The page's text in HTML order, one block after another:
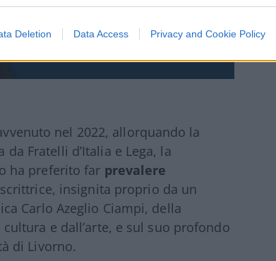
Deletion Data Access Privacy and Cookie Policy
nel 2022, allorquando la
Fratelli d’Italia e Lega, la
ha preferito far prevalere
insignita proprio da un
Carlo Azeglio Ciampi, della
e dall’arte, e sul suo profondo
di Livorno.